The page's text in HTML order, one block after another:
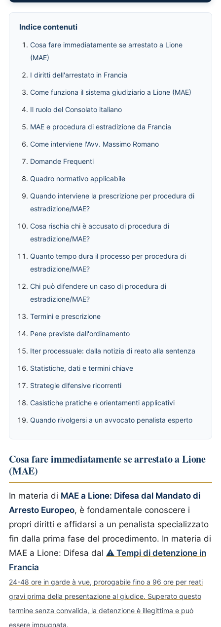
Indice contenuti
Cosa fare immediatamente se arrestato a Lione
(MAE)
I diritti dell'arrestato in Francia
Come funziona il sistema giudiziario a Lione (MAE)
Il ruolo del Consolato italiano
MAE e procedura di estradizione da Francia
Come interviene l'Avv. Massimo Romano
Domande Frequenti
Quadro normativo applicabile
Quando interviene la prescrizione per procedura di
estradizione/MAE?
Cosa rischia chi è accusato di procedura di
estradizione/MAE?
Quanto tempo dura il processo per procedura di
estradizione/MAE?
Chi può difendere un caso di procedura di
estradizione/MAE?
Termini e prescrizione
Pene previste dall'ordinamento
Iter processuale: dalla notizia di reato alla sentenza
Statistiche, dati e termini chiave
Strategie difensive ricorrenti
Casistiche pratiche e orientamenti applicativi
Quando rivolgersi a un avvocato penalista esperto
Cosa fare immediatamente se arrestato a Lione
(MAE)
In materia di MAE a Lione: Difesa dal Mandato di
Arresto Europeo, è fondamentale conoscere i
propri diritti e affidarsi a un penalista specializzato
fin dalla prima fase del procedimento. In materia di
MAE a Lione: Difesa dal ⚠ Tempi di detenzione in
Francia
24-48 ore in garde à vue, prorogabile fino a 96 ore per reati
gravi prima della presentazione al giudice. Superato questo
termine senza convalida, la detenzione è illegittima e può
essere impugnata.